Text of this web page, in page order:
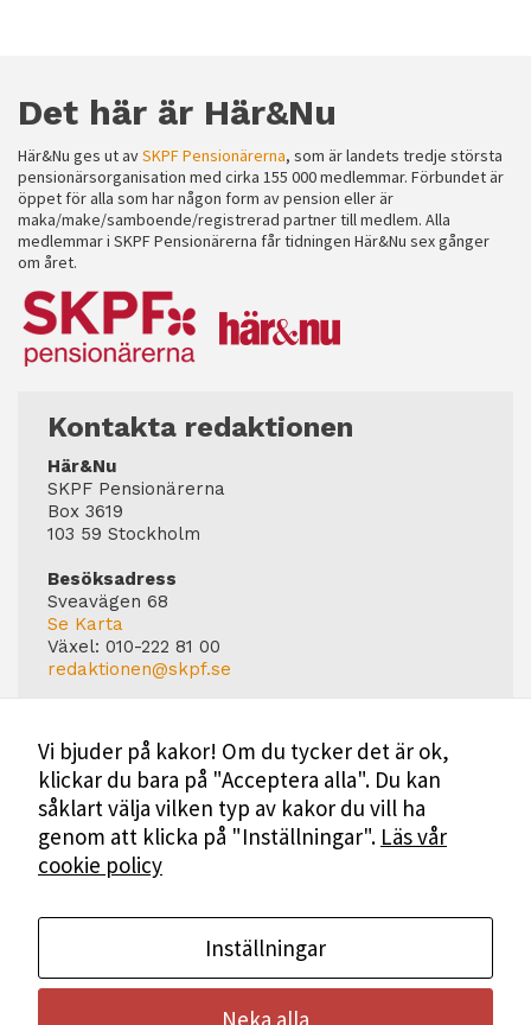
Det här är Här&Nu
Här&Nu ges ut avSKPF Pensionärerna, som är landets tredje största
pensionärsorganisation med cirka 155 000 medlemmar. Förbundet är
öppet för alla som har någon form av pension eller är
maka/make/samboende/registrerad partner till medlem. Alla
medlemmar i SKPF Pensionärerna får tidningen Här&Nu sex gånger
om året.
Kontakta redaktionen
Här&Nu
SKPF Pensionärerna
Box 3619
103 59 Stockholm
Besöksadress
Sveavägen 68
Se Karta
Växel: 010-222 81 00
redaktionen@skpf.se
Markus Dahlberg
Tel: 0720-88 17 17
markus.dahlberg@skpf.se
Annonsering
Swartling & Bergström Media
Birger Jarlsgatan 110
Tel: 08-545 160 60
Vi bjuder på kakor! Om du tycker det är ok,
klickar du bara på "Acceptera alla". Du kan
såklart välja vilken typ av kakor du vill ha
genom att klicka på "Inställningar". Läs vår
cookie policy
Inställningar
Neka alla